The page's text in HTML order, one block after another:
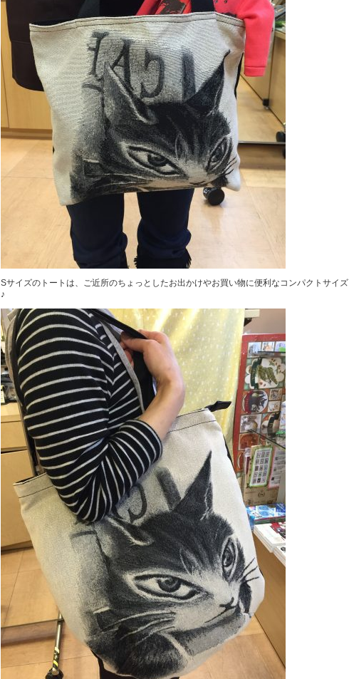
Sサイズのトートは、ご近所のちょっとしたお出かけやお買い物に便利なコンパクトサイズ
♪